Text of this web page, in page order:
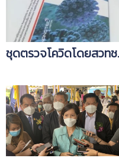
ชุดตรวจโควิดโดยสวทช